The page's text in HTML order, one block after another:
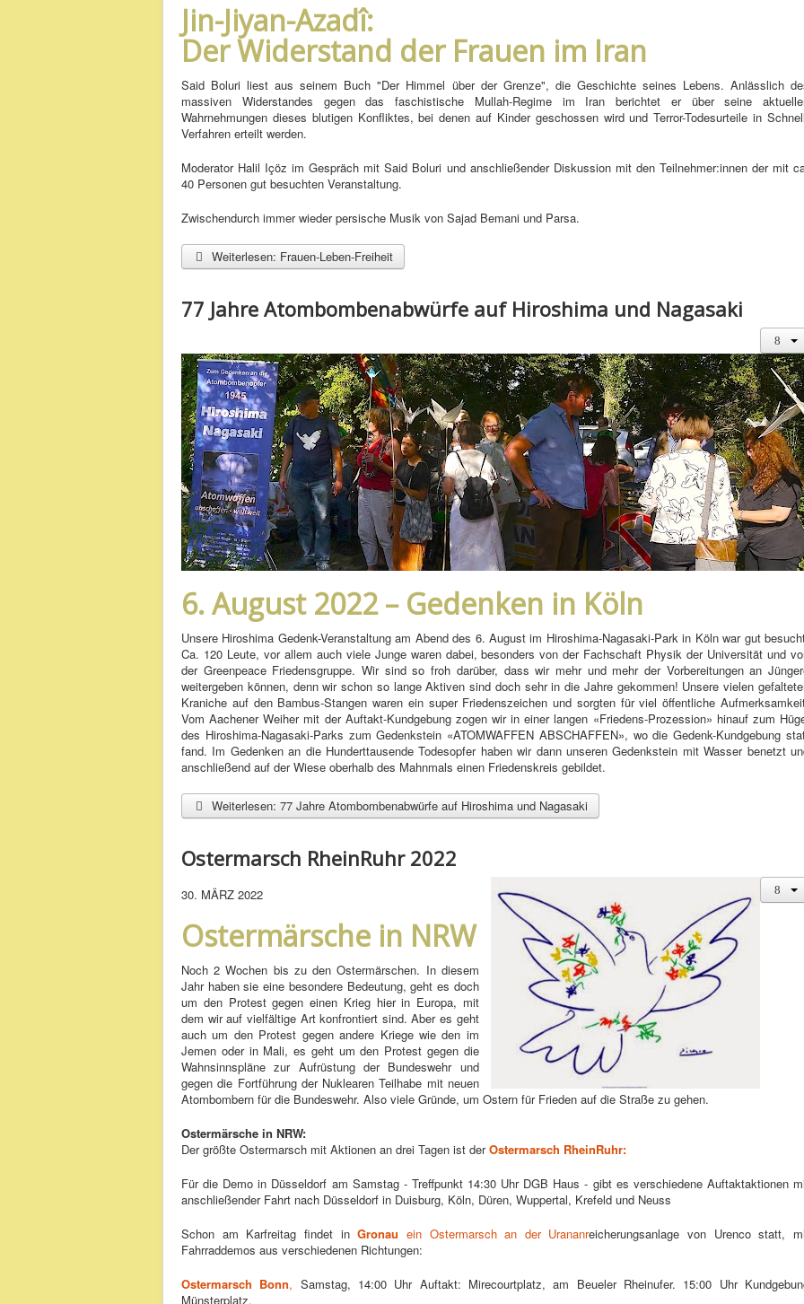
Jin-Jiyan-Azadî:
Der Widerstand der Frauen im Iran
Said Boluri liest aus seinem Buch "Der Himmel über der Grenze", die Geschichte seines Lebens. Anlässlich
massiven Widerstandes gegen das faschistische Mullah-Regime im Iran berichtet er über seine
Wahrnehmungen dieses blutigen Konfliktes, bei denen auf Kinder geschossen wird und Terror-Todesurteile in
Verfahren erteilt werden.
Moderator Halil Içöz im Gespräch mit Said Boluri und anschließender Diskussion mit den Teilnehmer:innen der mit
40 Personen gut besuchten Veranstaltung.
Zwischendurch immer wieder persische Musik von Sajad Bemani und Parsa.
Weiterlesen: Frauen-Leben-Freiheit
77 Jahre Atombombenabwürfe auf Hiroshima und Nagasaki
6. August 2022 – Gedenken in Köln
Unsere Hiroshima Gedenk-Veranstaltung am Abend des 6. August im Hiroshima-Nagasaki-Park in Köln war gut
Ca. 120 Leute, vor allem auch viele Junge waren dabei, besonders von der Fachschaft Physik der Universität und
der Greenpeace Friedensgruppe. Wir sind so froh darüber, dass wir mehr und mehr der Vorbereitungen an
weitergeben können, denn wir schon so lange Aktiven sind doch sehr in die Jahre gekommen! Unsere vielen
Kraniche auf den Bambus-Stangen waren ein super Friedenszeichen und sorgten für viel öffentliche
Vom Aachener Weiher mit der Auftakt-Kundgebung zogen wir in einer langen «Friedens-Prozession» hinauf zum
des Hiroshima-Nagasaki-Parks zum Gedenkstein «ATOMWAFFEN ABSCHAFFEN», wo die Gedenk-Kundgebung
fand. Im Gedenken an die Hunderttausende Todesopfer haben wir dann unseren Gedenkstein mit Wasser benetzt
anschließend auf der Wiese oberhalb des Mahnmals einen Friedenskreis gebildet.
Weiterlesen: 77 Jahre Atombombenabwürfe auf Hiroshima und Nagasaki
Ostermarsch RheinRuhr 2022
30. MÄRZ 2022
Ostermärsche in NRW
Noch 2 Wochen bis zu den Ostermärschen. In diesem
Jahr haben sie eine besondere Bedeutung, geht es doch
um den Protest gegen einen Krieg hier in Europa, mit
dem wir auf vielfältige Art konfrontiert sind. Aber es geht
auch um den Protest gegen andere Kriege wie den im
Jemen oder in Mali, es geht um den Protest gegen die
Wahnsinnspläne zur Aufrüstung der Bundeswehr und
gegen die Fortführung der Nuklearen Teilhabe mit neuen
Atombombern für die Bundeswehr. Also viele Gründe, um Ostern für Frieden auf die Straße zu gehen.
Ostermärsche in NRW:
Der größte Ostermarsch mit Aktionen an drei Tagen ist der Ostermarsch RheinRuhr:
Für die Demo in Düsseldorf am Samstag - Treffpunkt 14:30 Uhr DGB Haus - gibt es verschiedene Auftaktaktionen
anschließender Fahrt nach Düsseldorf in Duisburg, Köln, Düren, Wuppertal, Krefeld und Neuss
Schon am Karfreitag findet inGronau ein Ostermarsch an der Urananreicherungsanlage von Urenco statt,
Fahrraddemos aus verschiedenen Richtungen:
Ostermarsch Bonn, Samstag, 14:00 Uhr Auftakt: Mirecourtplatz, am Beueler Rheinufer. 15:00 Uhr
Münsterplatz.